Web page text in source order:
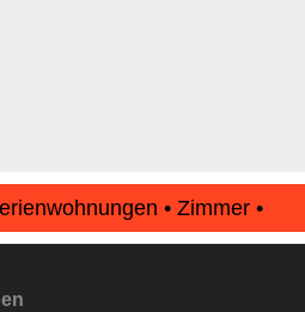
• Zimmer •
Unterkunft.de